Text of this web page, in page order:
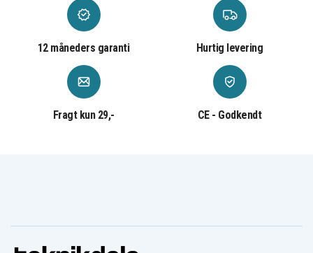
Sammenfoldeligt etui fungerer som et praktisk
Dedikeret rum til sikker opbevaring af styluspen
EAN / GTIN 5906302335756
Farve Rosa
12 måneders garanti Hurtig levering
Fragt kun 29,- CE - Godkendt